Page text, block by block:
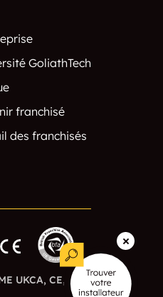
GoliathTech
franchisé
des franchisés
UKCA, CE, BSI